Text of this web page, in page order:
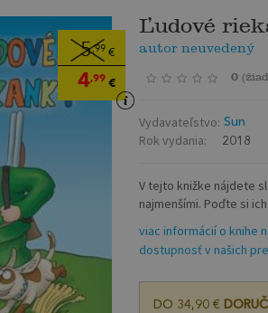
5,99 €
4,99 €
Ľudové
autor neuvedený
0 (
Vydavateľstvo: Sun
Rok vydania: 2018
V tejto knižke nájdete
najmenšími. Poďte si
viac informácií o knihe
dostupnosť v našich
DO 34,90 €